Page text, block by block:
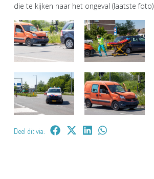
die te kijken naar het ongeval (laatste foto).
Deel dit via: